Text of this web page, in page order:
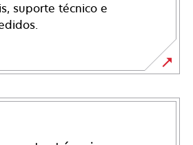
suporte técnico e